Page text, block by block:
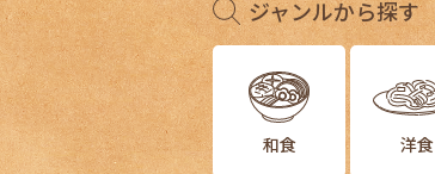
ジャンルから探す
和食 洋食